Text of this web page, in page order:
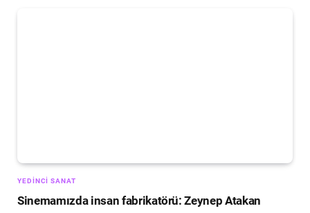
YEDINCI SANAT
Sinemamızda insan fabrikatörü: Zeynep Atakan